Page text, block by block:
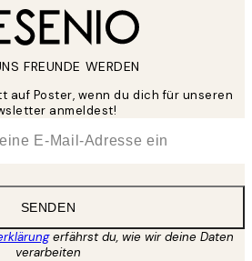
FREUNDE WERDEN
auf Poster, wenn du dich für unseren
anmeldest!
SENDEN
erfährst du, wie wir deine Daten
verarbeiten